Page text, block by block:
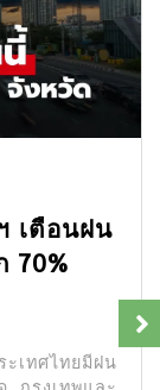
เตือนฝน
70%
เทศไทยมีฝน